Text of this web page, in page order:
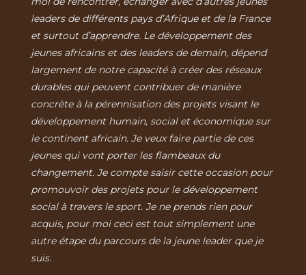
leaders de différents pays d’Afrique et de la France
et surtout d’apprendre. Le développement des
jeunes africains et des leaders de demain, dépend
largement de notre capacité à créer des réseaux
durables qui peuvent contribuer de manière
concrète à la pérennisation des projets visant le
développement humain, social et économique sur
le continent africain. Je veux faire partie de ces
jeunes qui vont porter les flambeaux du
changement. Je compte saisir cette occasion pour
promouvoir des projets pour le développement
social à travers le sport. Je ne prends rien pour
acquis, pour moi ceci est tout simplement une
autre étape du parcours de la jeune leader que je
suis.